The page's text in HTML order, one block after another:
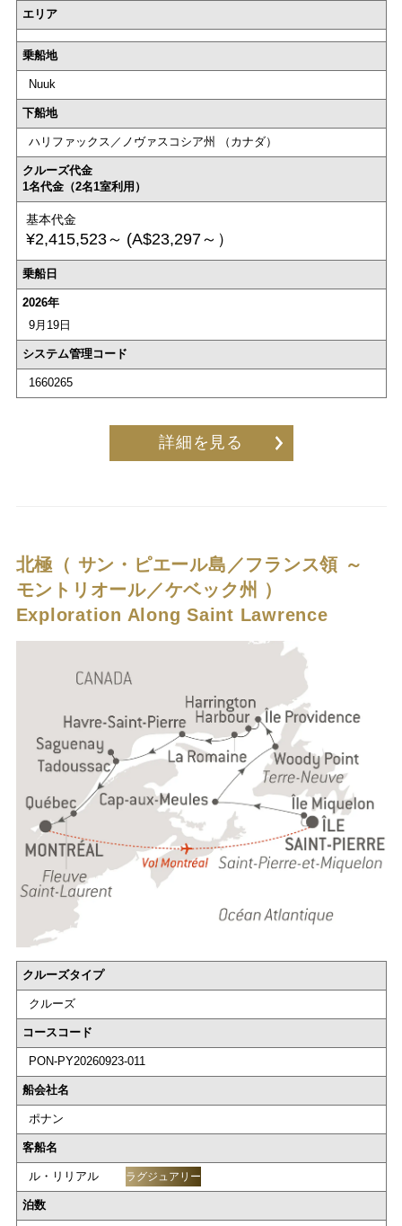
エリア
乗船地
Nuuk
下船地
ハリファックス／ノヴァスコシア州 （カナダ）
クルーズ代金
1名代金（2名1室利用）
基本代金
¥2,415,523～ (A$23,297～）
乗船日
2026年
9月19日
システム管理コード
1660265
詳細を見る
北極（ サン・ピエール島／フランス領 ～
モントリオール／ケベック州 ）
Exploration Along Saint Lawrence
クルーズタイプ
クルーズ
コースコード
PON-PY20260923-011
船会社名
ポナン
客船名
ル・リリアル ラグジュアリー
泊数